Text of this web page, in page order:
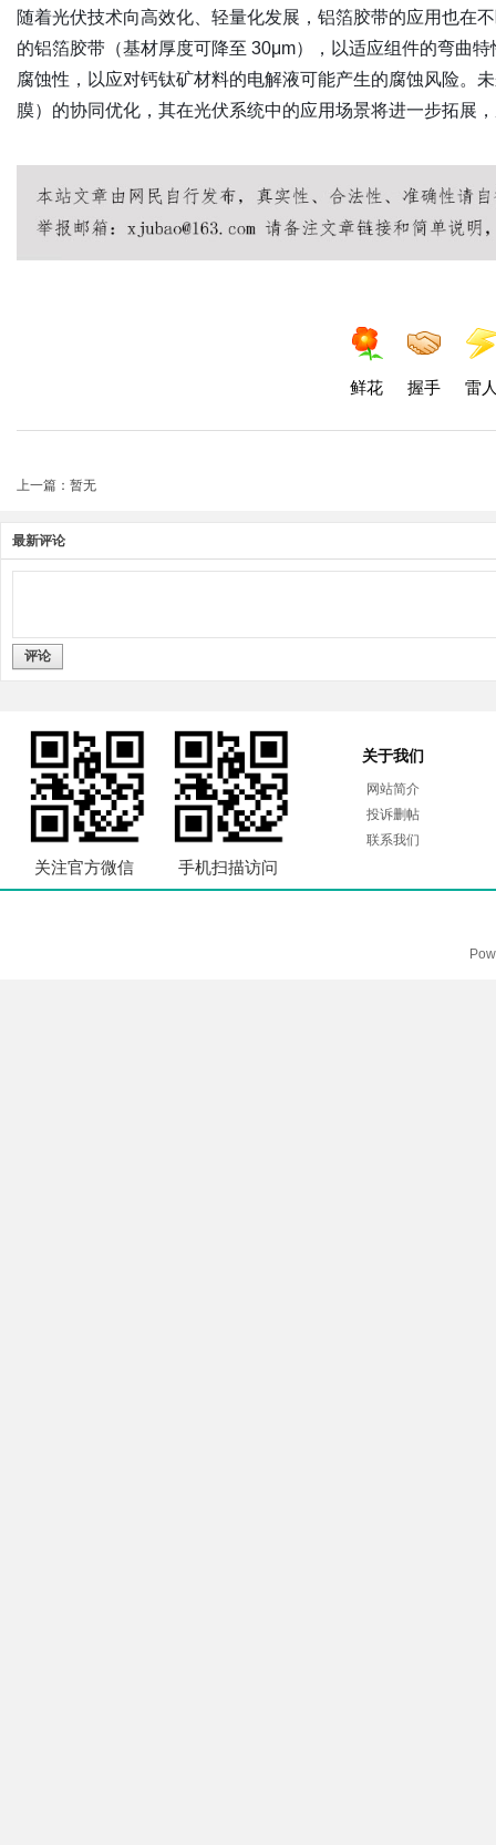
随着光伏技术向高效化、轻量化发展，铝箔胶带的应用也在
的铝箔胶带（基材厚度可降至 30μm），以适应组件的弯曲
腐蚀性，以应对钙钛矿材料的电解液可能产生的腐蚀风险。
膜）的协同优化，其在光伏系统中的应用场景将进一步拓展
鲜花 握手 雷
上一篇：暂无
最新评论
评论
关注官方微信 手机扫描访问
关于我们
网站简介
投诉删帖
联系我们